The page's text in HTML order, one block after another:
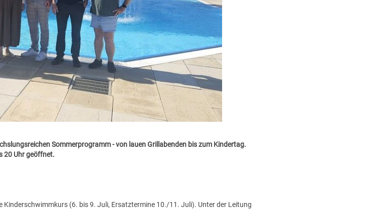
Sommerprogramm - von lauen Grillabenden bis zum Kindertag.
20 Uhr geöffnet.
Kinderschwimmkurs (6. bis 9. Juli, Ersatztermine 10./11. Juli). Unter der Leitung